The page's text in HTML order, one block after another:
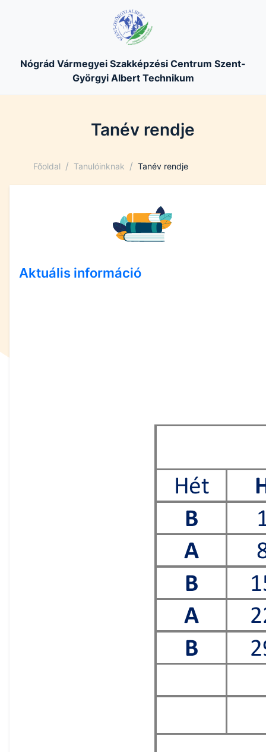
Nógrád Vármegyei Szakképzési Centrum Szent-
Györgyi Albert Technikum
Tanév rendje
Főoldal / Tanulóinknak / Tanév rendje
Aktuális információ